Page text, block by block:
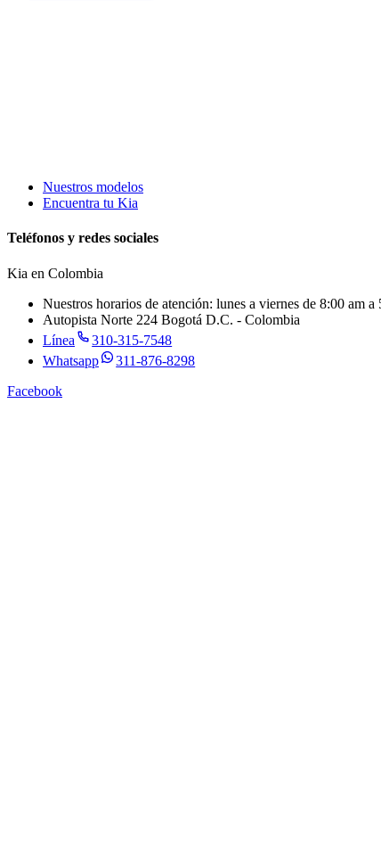
Nuestros modelos
Encuentra tu Kia
Teléfonos y redes sociales
Kia en Colombia
Nuestros horarios de atención: lunes a viernes de 8:00 am
Autopista Norte 224 Bogotá D.C. - Colombia
Línea
310-315-7548
Whatsapp
311-876-8298
Facebook